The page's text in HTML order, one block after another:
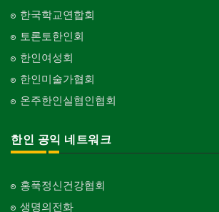
현금인출기
ATM
Art Gallery/Framing
행사/이벤트
인벤토리
인터넷/소프트웨어 개발
Internet/Software Development
한국학교연합회
토론토한인회
한인여성회
한인미술가협회
온주한인실협인협회
한인 공익 네트워크
홍푹정신건강협회
생명의전화